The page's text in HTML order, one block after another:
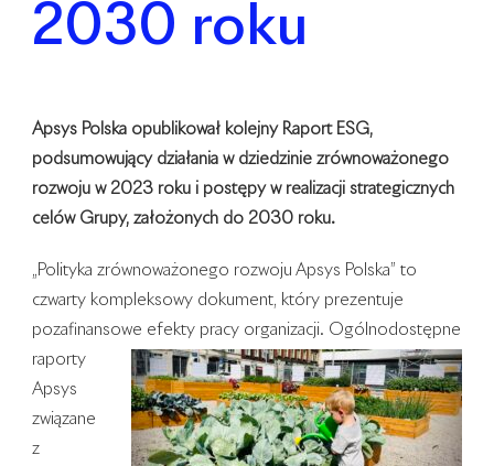
2030 roku
Apsys Polska opublikował kolejny Raport ESG,
podsumowujący działania w dziedzinie zrównoważonego
rozwoju w 2023 roku i postępy w realizacji strategicznych
celów Grupy, założonych do 2030 roku.
„Polityka zrównoważonego rozwoju Apsys Polska” to
czwarty kompleksowy dokument, który prezentuje
pozafinansowe efekty pracyorganizacji. Ogólnodostępne
raporty
Apsys
związane
z